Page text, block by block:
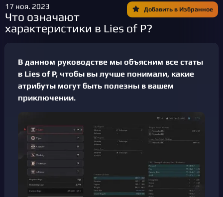
Добавить в Избранное
17 ноя. 2023
Что означают
характеристики в Lies of P?
В данном руководстве мы объясним все статы
в Lies of P, чтобы вы лучше понимали, какие
атрибуты могут быть полезны в вашем
приключении.